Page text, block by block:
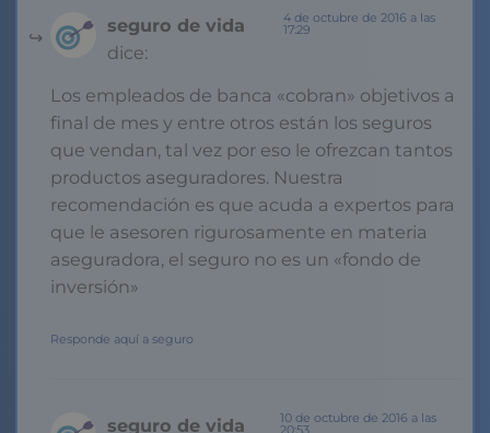
seguro de vida
dice:
4 de octubre de 2016 a las
17:29
Los empleados de banca «cobran» objetivos a
final de mes y entre otros están los seguros
que vendan, tal vez por eso le ofrezcan tantos
productos aseguradores. Nuestra
recomendación es que acuda a expertos para
que le asesoren rigurosamente en materia
aseguradora, el seguro no es un «fondo de
inversión»
Responde aquí a seguro
seguro de vida 10 de octubre de 2016 a las